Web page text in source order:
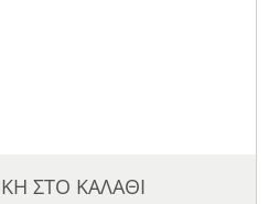
ΣΤΟ ΚΑΛΑΘΙ